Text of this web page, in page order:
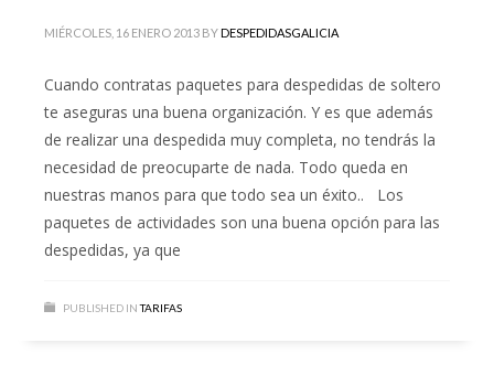
MIÉRCOLES, 16 ENERO 2013 BYDESPEDIDASGALICIA
Cuando contratas paquetes para despedidas de soltero
te aseguras una buena organización. Y es que además
de realizar una despedida muy completa, no tendrás la
necesidad de preocuparte de nada. Todo queda en
nuestras manos para que todo sea un éxito.. Los
paquetes de actividades son una buena opción para las
despedidas, ya que
PUBLISHED IN TARIFAS